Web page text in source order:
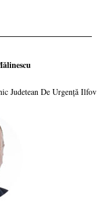
Judetean De Urgență Ilfov